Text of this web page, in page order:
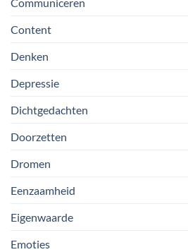
Content
Denken
Depressie
Dichtgedachten
Doorzetten
Dromen
Eenzaamheid
Eigenwaarde
Emoties